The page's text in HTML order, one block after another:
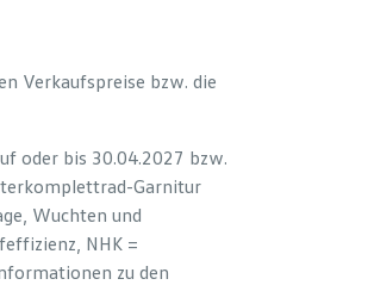
Verkaufspreise bzw. die
oder bis 30.04.2027 bzw.
Garnitur
Wuchten und
NHK =
zu den